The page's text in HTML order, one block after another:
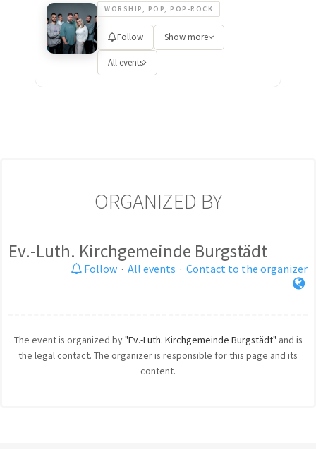
WORSHIP, POP, POP-ROCK
Follow Show more
All events
ORGANIZED BY
Ev.-Luth. Kirchgemeinde Burgstädt
Follow · All events · Contact to the organizer
The event is organized by"Ev.-Luth. Kirchgemeinde Burgstädt" and is
the legal contact. The organizer is responsible for this page and its
content.